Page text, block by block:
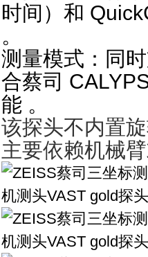
时间）和 ‌
。
测量模式 ：同
合蔡司 ‌
能 。‌‌
该探头不内置
主要依赖机械